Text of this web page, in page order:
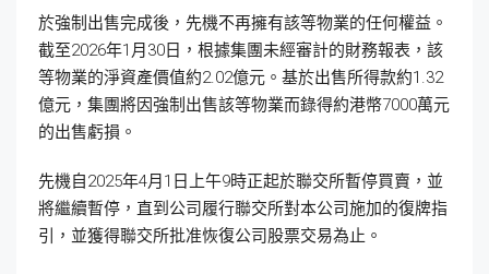
於強制出售完成後，先機不再擁有該等物業的任何權益。
截至2026年1月30日，根據集團未經審計的財務報表，該
等物業的淨資產價值約2.02億元。基於出售所得款約1.32
億元，集團將因強制出售該等物業而錄得約港幣7000萬元
的出售虧損。
先機自2025年4月1日上午9時正起於聯交所暫停買賣，並
將繼續暫停，直到公司履行聯交所對本公司施加的復牌指
引，並獲得聯交所批准恢復公司股票交易為止。